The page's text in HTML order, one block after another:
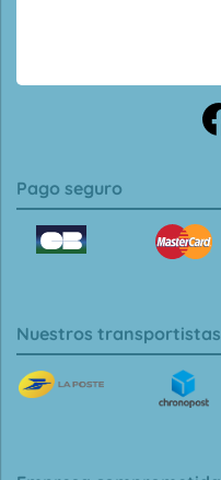
Pago seguro
Nuestros transportistas